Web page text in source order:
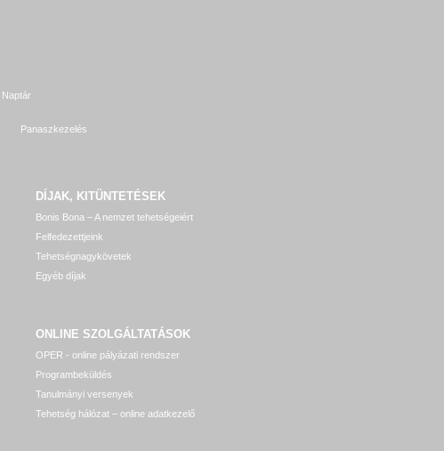
Naptár
Panaszkezelés
DÍJAK, KITÜNTETÉSEK
Bonis Bona – A nemzet tehetségeiért
Felfedezettjeink
Tehetségnagykövetek
Egyéb díjak
ONLINE SZOLGÁLTATÁSOK
OPER - online pályázati rendszer
Programbeküldés
Tanulmányi versenyek
Tehetség hálózat – online adatkezelő